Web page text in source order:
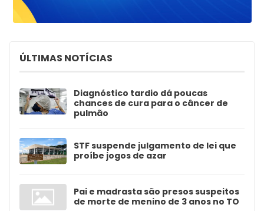
ÚLTIMAS NOTÍCIAS
Diagnóstico tardio dá poucas
chances de cura para o câncer de
pulmão
STF suspende julgamento de lei que
proíbe jogos de azar
Pai e madrasta são presos suspeitos
de morte de menino de 3 anos no TO